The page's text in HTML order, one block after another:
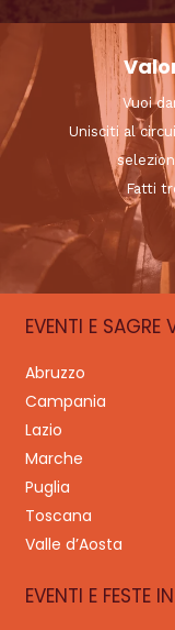
Vuoi
Unisciti al
Fatti
EVENTI E SAGRE
Abruzzo
Campania
Lazio
Marche
Puglia
Toscana
Valle d’Aosta
EVENTI E FESTE